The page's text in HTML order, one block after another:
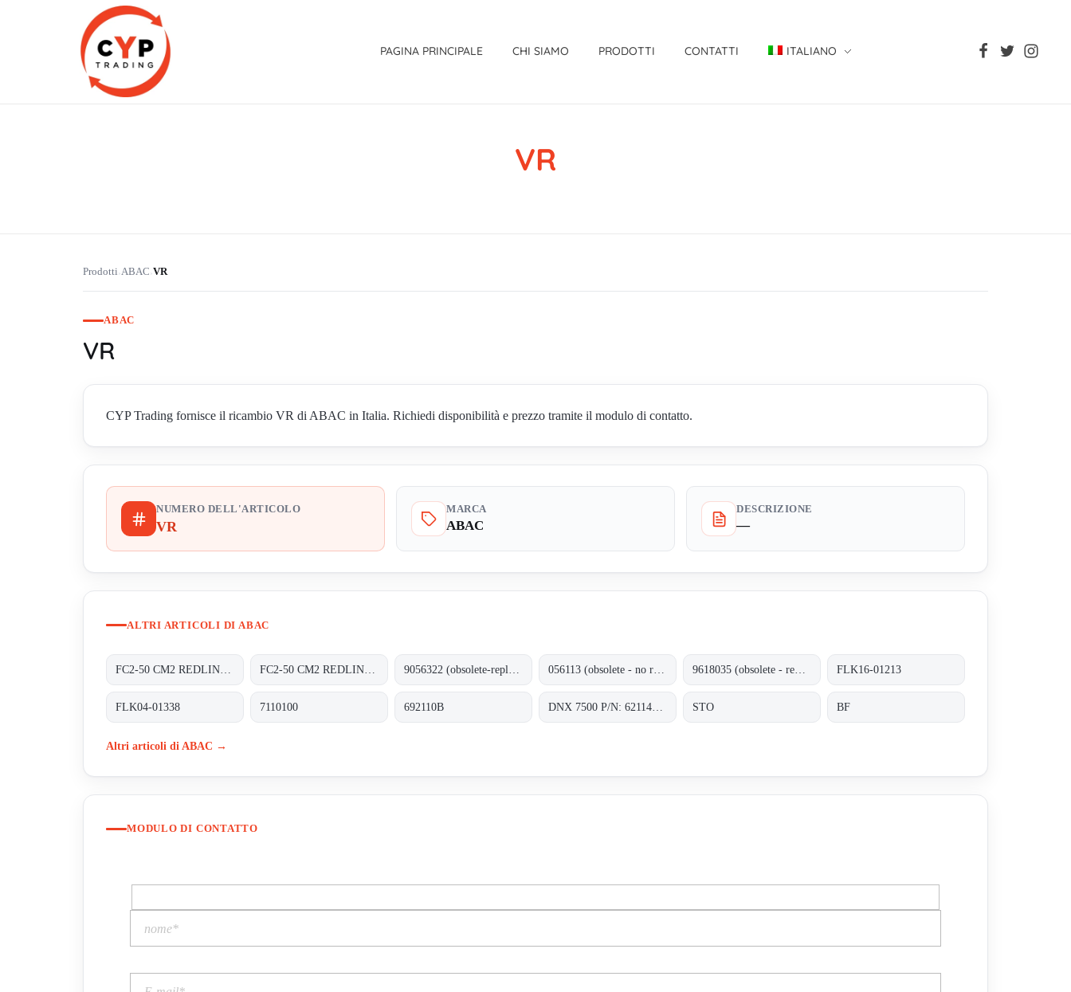
PAGINA PRINCIPALE CHI SIAMO PRODOTTI CONTATTI ITALIANO
VR
Prodotti›ABAC›VR
ABAC
VR
CYP Trading fornisce il ricambio VR di ABAC in Italia. Richiedi disponibilità e prezzo tramite il modulo di contatto.
NUMERO DELL'ARTICOLO
VR
MARCA
ABAC
DESCRIZIONE
—
ALTRI ARTICOLI DI ABAC
FLK16-01213
FLK04-01338 7110100 692110B STO BF
Altri articoli di ABAC →
MODULO DI CONTATTO